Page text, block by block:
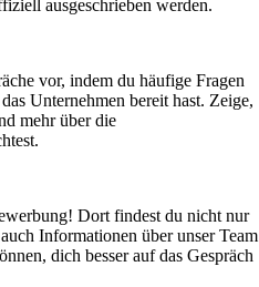
ausgeschrieben werden.
vor, indem du häufige Fragen
Unternehmen bereit hast. Zeige,
mehr über die
Dort findest du nicht nur
Informationen über unser Team
dich besser auf das Gespräch